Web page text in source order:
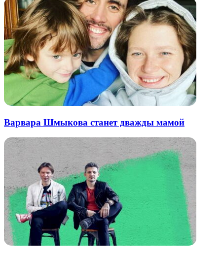
Варвара Шмыкова станет дважды мамой